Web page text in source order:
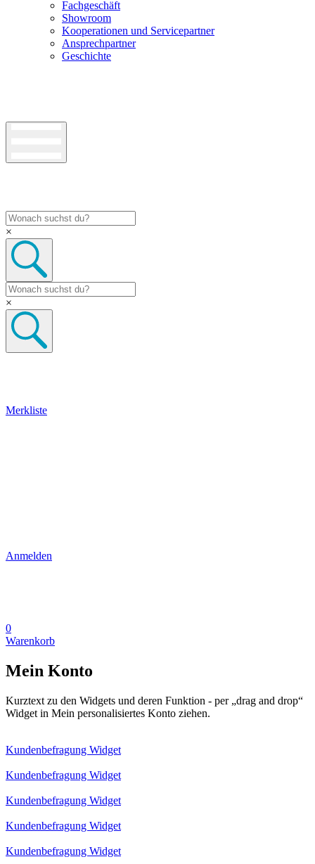
Fachgeschäft
Showroom
Kooperationen und Servicepartner
Ansprechpartner
Geschichte
×
×
Merkliste
Anmelden
0
Warenkorb
Mein Konto
Kurztext zu den Widgets und deren Funktion - per „drag and drop“
Widget in Mein personalisiertes Konto ziehen.
Kundenbefragung Widget
Kundenbefragung Widget
Kundenbefragung Widget
Kundenbefragung Widget
Kundenbefragung Widget